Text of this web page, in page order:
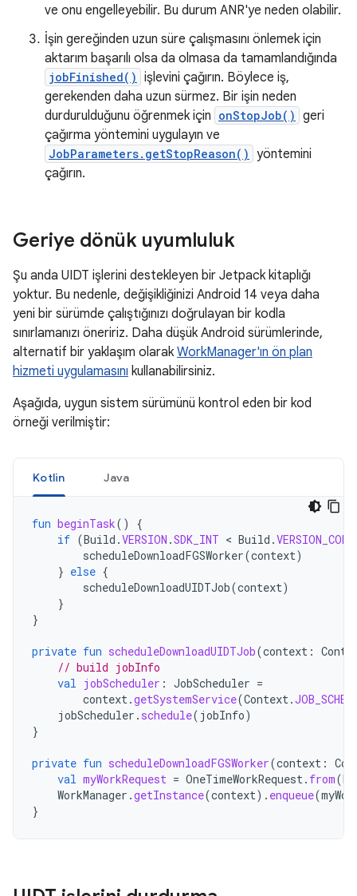
ve onu engelleyebilir. Bu durum ANR'ye neden olabilir.
İşin gereğinden uzun süre çalışmasını önlemek için
aktarım başarılı olsa da olmasa da tamamlandığında
jobFinished() işlevini çağırın. Böylece iş,
gerekenden daha uzun sürmez. Bir işin neden
durdurulduğunu öğrenmek için onStopJob() geri
çağırma yöntemini uygulayın ve
JobParameters.getStopReason() yöntemini
çağırın.
Geriye dönük uyumluluk
Şu anda UIDT işlerini destekleyen bir Jetpack kitaplığı
yoktur. Bu nedenle, değişikliğinizi Android 14 veya daha
yeni bir sürümde çalıştığınızı doğrulayan bir kodla
sınırlamanızı öneririz. Daha düşük Android sürümlerinde,
alternatif bir yaklaşım olarak WorkManager'ın ön plan
hizmeti uygulamasını kullanabilirsiniz.
Aşağıda, uygun sistem sürümünü kontrol eden bir kod
örneği verilmiştir:
Kotlin Java
fun beginTask()
{
if (Build .VERSION .SDK_INT < Build .
scheduleDownloadFGSWorker(context)
} else {
scheduleDownloadUIDTJob(context)
}
}
private fun scheduleDownloadUIDTJob(context :
// build jobInfo
val jobScheduler : JobScheduler =
context.getSystemService(Context.
jobScheduler . schedule( jobInfo)
}
private fun scheduleDownloadFGSWorker(context :
val myWorkRequest = OneTimeWorkRequest. from(
WorkManager .getInstance(context). enqueue(
}